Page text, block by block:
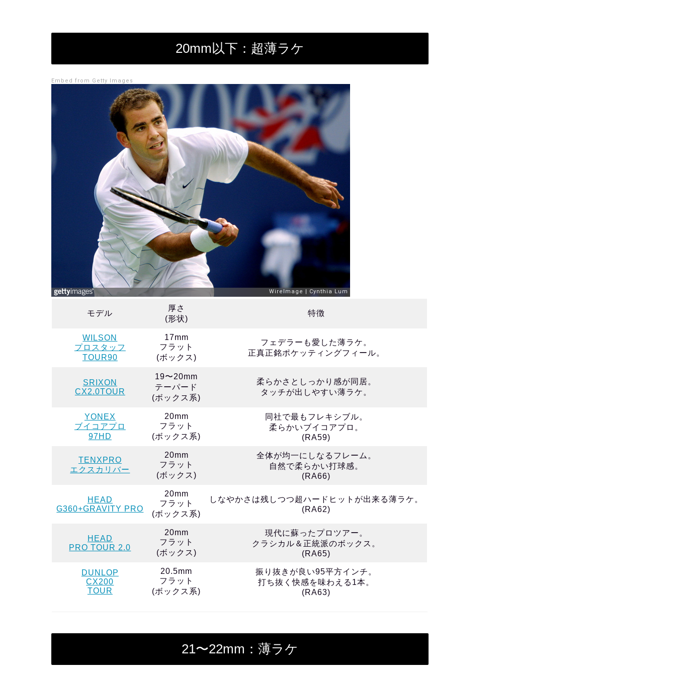
20mm以下：超薄ラケ
Embed from Getty Images
モデル
厚さ
(形状)
特徴
WILSON
プロスタッフ
TOUR90
17mm
フラット
(ボックス)
フェデラーも愛した薄ラケ。
正真正銘ポケッティングフィール。
SRIXON
CX2.0TOUR
19〜20mm
テーパード
(ボックス系)
柔らかさとしっかり感が同居。
タッチが出しやすい薄ラケ。
YONEX
ブイコアプロ
97HD
20mm
フラット
(ボックス系)
同社で最もフレキシブル。
柔らかいブイコアプロ。
(RA59)
TENXPRO
エクスカリバー
20mm
フラット
(ボックス)
全体が均一にしなるフレーム。
自然で柔らかい打球感。
(RA66)
HEAD
G360+GRAVITY PRO
20mm
フラット
(ボックス系)
しなやかさは残しつつ超ハードヒットが出来る薄ラケ。
(RA62)
HEAD
PRO TOUR 2.0
20mm
フラット
(ボックス)
現代に蘇ったプロツアー。
クラシカル＆正統派のボックス。
(RA65)
DUNLOP
CX200
TOUR
20.5mm
フラット
(ボックス系)
振り抜きが良い95平方インチ。
打ち抜く快感を味わえる1本。
(RA63)
21〜22mm：薄ラケ